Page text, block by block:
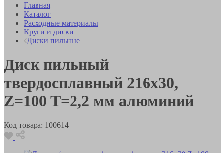
Главная
Каталог
Расходные материалы
Круги и диски
Диски пильные
Диск пильный
твердосплавный 216х30,
Z=100 T=2,2 мм алюминий
Код товара: 100614